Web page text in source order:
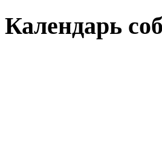
Календарь